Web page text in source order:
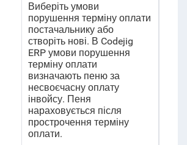
Виберіть умови
порушення терміну оплати
постачальнику або
створіть нові. В Codejig
ERP умови порушення
терміну оплати
визначають пеню за
несвоєчасну оплату
інвойсу. Пеня
нараховується після
прострочення терміну
оплати.